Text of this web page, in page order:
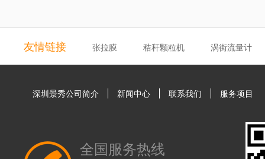
友情链接 张拉膜 秸秆颗粒机 涡街流量计
深圳景秀公司简介 新闻中心 联系我们 服务项目
全国服务热线